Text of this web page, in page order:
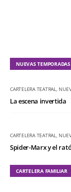
NUEVAS TEMPORADAS
CARTELERA TEATRAL
La escena invertida
CARTELERA TEATRAL
Spider-Marx y el
CARTELERA FAMILIAR